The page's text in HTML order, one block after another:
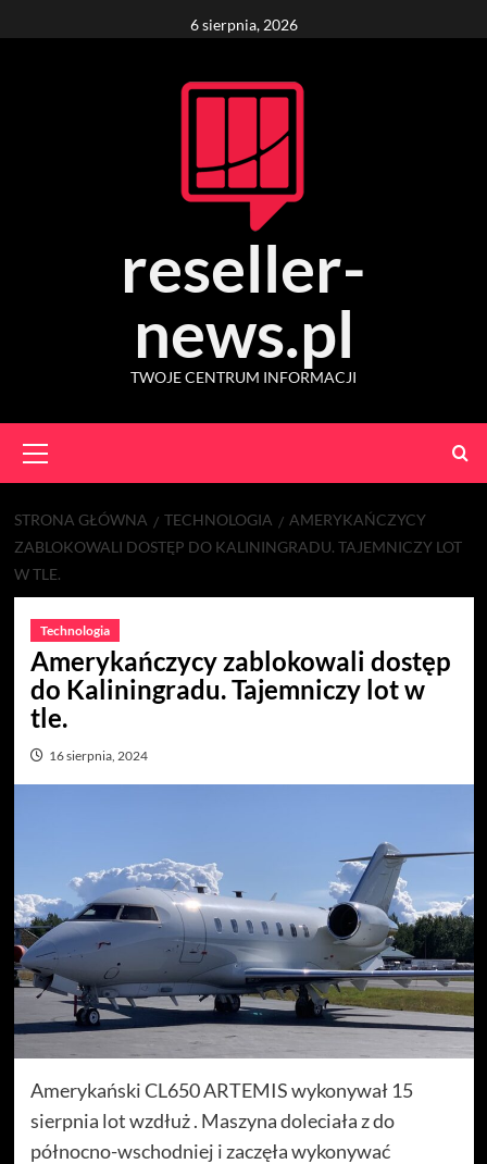
to
6 sierpnia, 2026
reseller-
news.pl
TWOJE CENTRUM INFORMACJI
Menu
STRONA GŁÓWNA TECHNOLOGIA
AMERYKAŃCZYCY
ZABLOKOWALI DOSTĘP DO KALININGRADU. TAJEMNICZY LOT
W TLE.
Technologia
Amerykańczycy zablokowali dostęp
do Kaliningradu. Tajemniczy lot w
tle.
16 sierpnia, 2024
Amerykański CL650 ARTEMIS wykonywał 15
sierpnia lot wzdłuż . Maszyna doleciała z do
północno-wschodniej i zaczęła wykonywać